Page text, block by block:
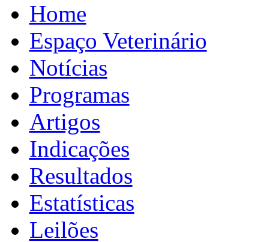
Home
Espaço Veterinário
Notícias
Programas
Artigos
Indicações
Resultados
Estatísticas
Leilões